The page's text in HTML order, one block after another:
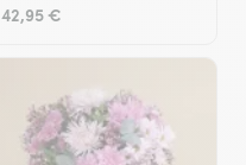
42,95 €